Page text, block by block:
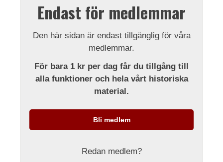
Endast för medlemmar
Den här sidan är endast tillgänglig för våra
medlemmar.
För bara 1 kr per dag får du tillgång till
alla funktioner och hela vårt historiska
material.
Bli medlem
Redan medlem?